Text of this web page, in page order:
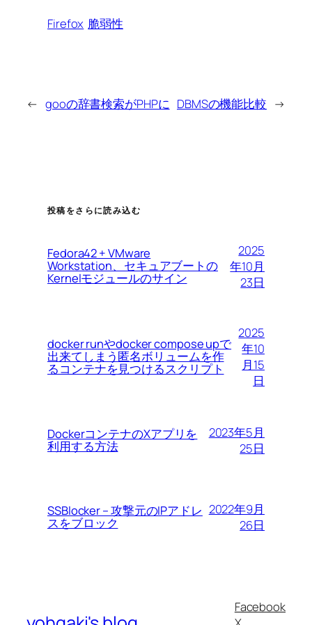
Firefox 脆弱性
← gooの辞書検索がPHPに DBMSの機能比較 →
投稿をさらに読み込む
Fedora42 + VMware
Workstation、セキュアブートの
Kernelモジュールのサイン
2025
年10月
23日
docker runやdocker compose upで
出来てしまう匿名ボリュームを作
るコンテナを見つけるスクリプト
2025
年10
月15
日
DockerコンテナのXアプリを
利用する方法
2023年5月
25日
SSBlocker – 攻撃元のIPアドレ
スをブロック
2022年9月
26日
Facebook